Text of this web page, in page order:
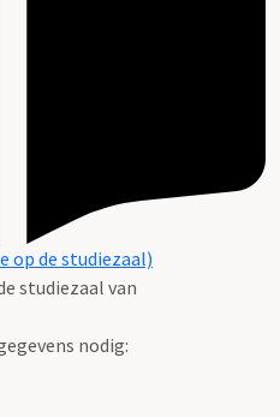
op de studiezaal)
studiezaal van
nodig: